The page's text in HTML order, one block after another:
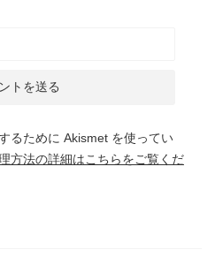
るために Akismet を使ってい
方法の詳細はこちらをご覧くだ